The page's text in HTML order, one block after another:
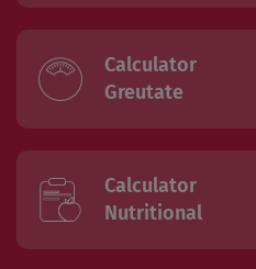
Calculator
Greutate
Calculator
Nutritional